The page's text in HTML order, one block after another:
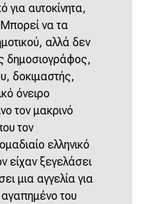
αυτοκίνητα,
να τα
αλλά δεν
δημοσιογράφος,
δοκιμαστής,
όνειρο
τον μακρινό
τον
ελληνικό
είχαν ξεγελάσει
μια αγγελία για
του